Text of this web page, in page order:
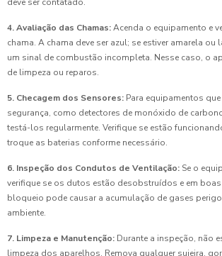
deve ser contatado.
4. Avaliação das Chamas:Acenda o equipamento e
chama. A chama deve ser azul; se estiver amarela
um sinal de combustão incompleta. Nesse caso, o
de limpeza ou reparos.
5. Checagem dos Sensores: Para equipamentos
segurança, como detectores de monóxido de
testá-los regularmente. Verifique se estão
troque as baterias conforme necessário.
6. Inspeção dos Condutos de Ventilação: Se o
verifique se os dutos estão desobstruídos e em
bloqueio pode causar a acumulação de gases
ambiente.
7. Limpeza e Manutenção: Durante a inspeção, não
limpeza dos aparelhos. Remova qualquer sujeira,